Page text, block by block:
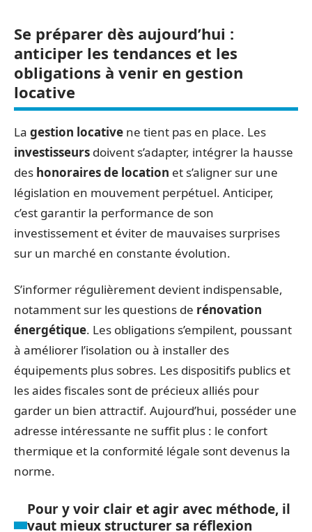
Se préparer dès aujourd’hui :
anticiper les tendances et les
obligations à venir en gestion
locative
La gestion locative ne tient pas en place. Les
investisseurs doivent s’adapter, intégrer la hausse
des honoraires de location et s’aligner sur une
législation en mouvement perpétuel. Anticiper,
c’est garantir la performance de son
investissement et éviter de mauvaises surprises
sur un marché en constante évolution.
S’informer régulièrement devient indispensable,
notamment sur les questions de rénovation
énergétique. Les obligations s’empilent, poussant
à améliorer l’isolation ou à installer des
équipements plus sobres. Les dispositifs publics et
les aides fiscales sont de précieux alliés pour
garder un bien attractif. Aujourd’hui, posséder une
adresse intéressante ne suffit plus : le confort
thermique et la conformité légale sont devenus la
norme.
Pour y voir clair et agir avec méthode, il
vaut mieux structurer sa réflexion